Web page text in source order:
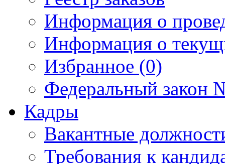
Информация о
Информация о
Избранное (0)
Федеральный закон
Кадры
Вакантные
Требования к